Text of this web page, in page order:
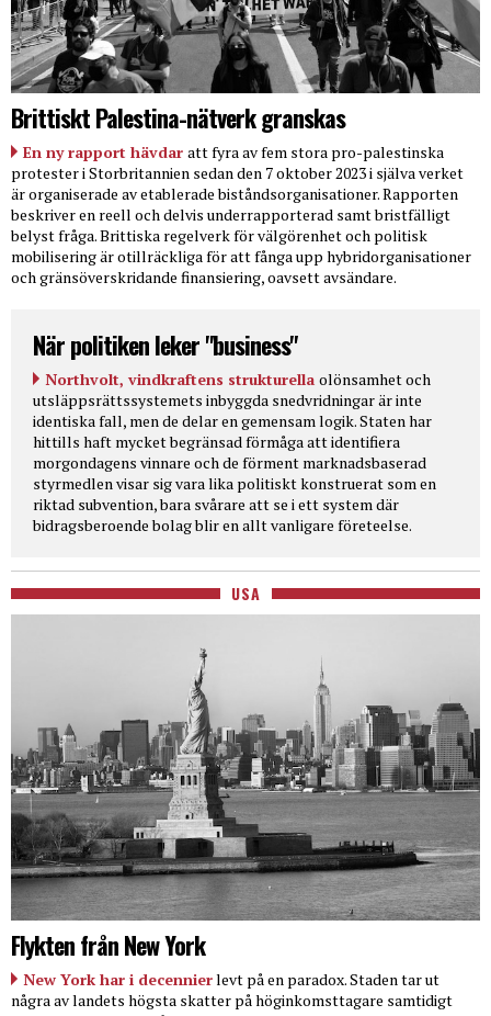
Brittiskt Palestina-nätverk granskas
En ny rapport hävdar att fyra av fem stora pro-palestinska
protester i Storbritannien sedan den 7 oktober 2023 i själva verket
är organiserade av etablerade biståndsorganisationer. Rapporten
beskriver en reell och delvis underrapporterad samt bristfälligt
belyst fråga. Brittiska regelverk för välgörenhet och politisk
mobilisering är otillräckliga för att fånga upp hybridorganisationer
och gränsöverskridande finansiering, oavsett avsändare.
När politiken leker "business"
Northvolt, vindkraftens strukturella olönsamhet och
utsläppsrättssystemets inbyggda snedvridningar är inte
identiska fall, men de delar en gemensam logik. Staten har
hittills haft mycket begränsad förmåga att identifiera
morgondagens vinnare och de förment marknadsbaserad
styrmedlen visar sig vara lika politiskt konstruerat som en
riktad subvention, bara svårare att se i ett system där
bidragsberoende bolag blir en allt vanligare företeelse.
USA
Flykten från New York
New York har i decennierlevt på en paradox. Staden tar ut
några av landets högsta skatter på höginkomsttagare samtidigt